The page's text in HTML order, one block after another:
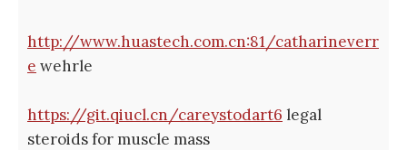
http://www.huastech.com.cn:81/catharineverr
e wehrle
https://git.qiucl.cn/careystodart6 legal
steroids for muscle mass